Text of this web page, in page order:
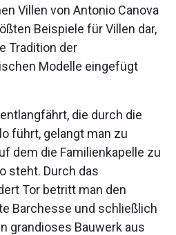
Villen von Antonio Canova
Beispiele für Villen dar,
Tradition der
Modelle eingefügt
die durch die
führt, gelangt man zu
dem die Familienkapelle zu
steht. Durch das
Tor betritt man den
Barchesse und schließlich
grandioses Bauwerk aus